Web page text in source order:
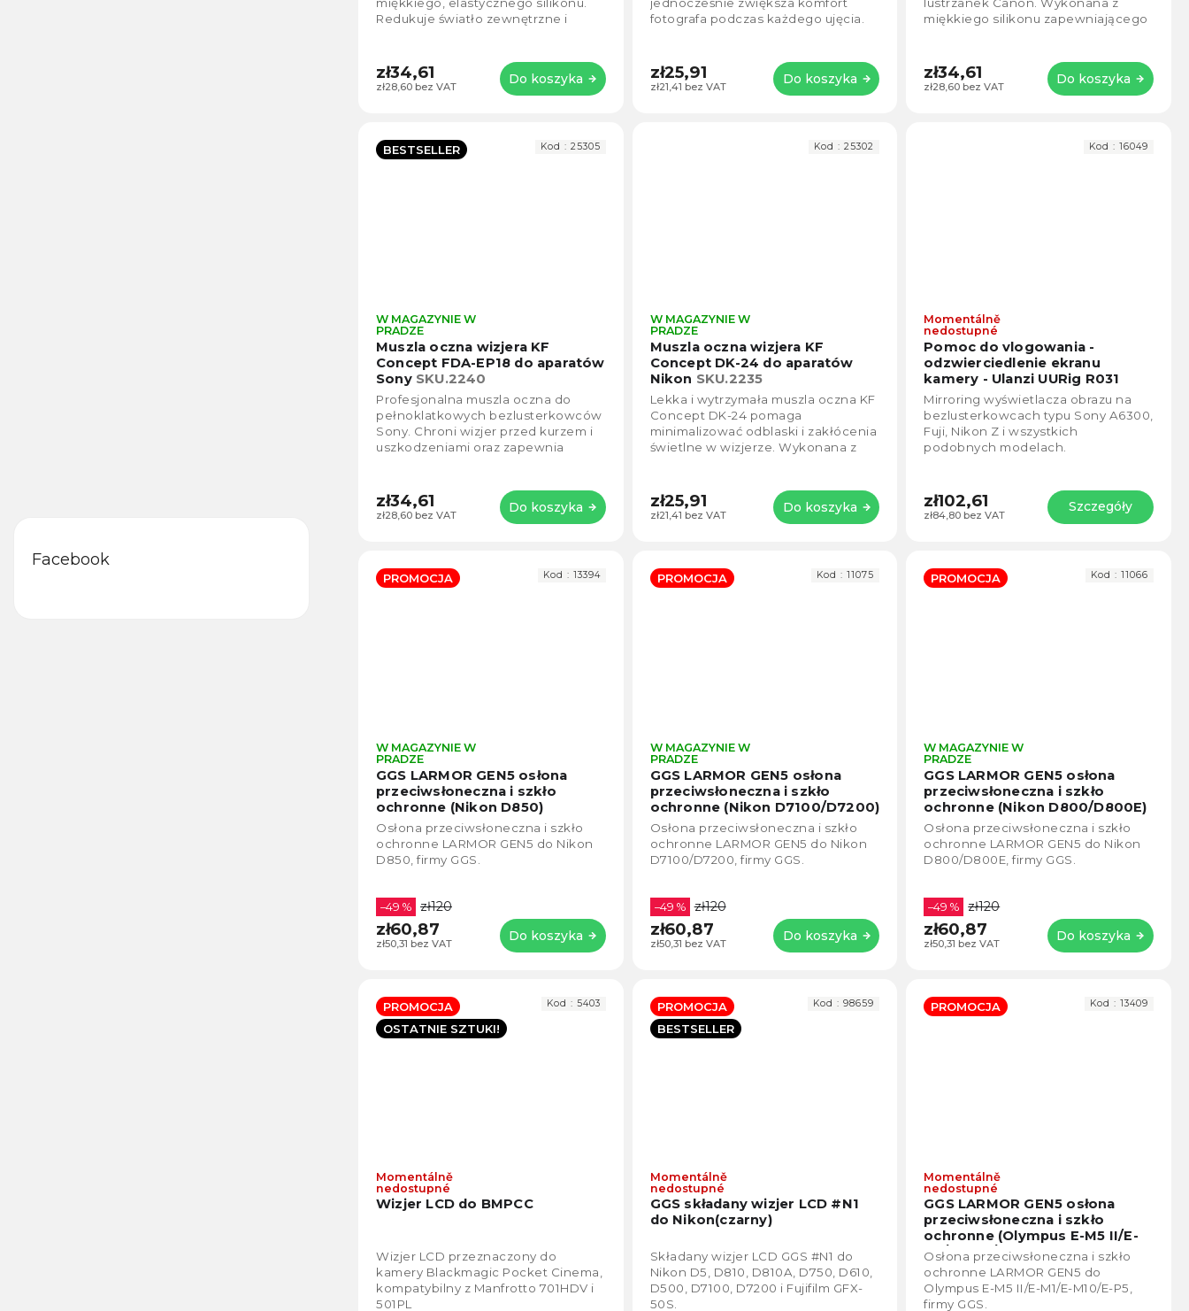
Facebook
gwiazdek.
zł28,60 bez VAT
zł34,61 Do koszyka
Redukuje światło zewnętrzne i
gwiazdek.
zł21,41 bez VAT
zł25,91 Do koszyka
fotografa podczas każdego ujęcia.
zł28,60 bez VAT
zł34,61 Do koszyka
miękkiego silikonu zapewniającego
BESTSELLER
Muszla oczna wizjera KF
Concept FDA-EP18 do aparatów
Sony SKU.2240
produktu
gwiazdek.
W MAGAZYNIE W
PRADZE
zł28,60 bez VAT
zł34,61 Do koszyka
Profesjonalna muszla oczna do
pełnoklatkowych bezlusterkowców
Sony. Chroni wizjer przed kurzem i
uszkodzeniami oraz zapewnia
Kod : 25305
Muszla oczna wizjera KF
Concept DK-24 do aparatów
Nikon SKU.2235
Średnia
produktu
gwiazdek.
W MAGAZYNIE W
PRADZE
zł21,41 bez VAT
zł25,91 Do koszyka
Lekka i wytrzymała muszla oczna KF
Concept DK-24 pomaga
minimalizować odblaski i zakłócenia
świetlne w wizjerze. Wykonana z
Kod :25302
Pomoc do vlogowania -
odzwierciedlenie ekranu
kamery - Ulanzi UURig R031
Momentálně
nedostupné
zł84,80 bez VAT
zł102,61 Szczegóły
Mirroring wyświetlacza obrazu na
bezlusterkowcach typu Sony A6300,
Fuji, Nikon Z i wszystkich
podobnych modelach.
Kod : 16049
PROMOCJA
GGS LARMOR GEN5 osłona
przeciwsłoneczna i szkło
ochronne (Nikon D850)
produktu
W MAGAZYNIE W
PRADZE
zł50,31 bez VAT
–49 % zł120
zł60,87 Do koszyka
Osłona przeciwsłoneczna i szkło
ochronne LARMOR GEN5 do Nikon
D850, firmy GGS.
Kod : 13394 PROMOCJA
GGS LARMOR GEN5 osłona
przeciwsłoneczna i szkło
ochronne (Nikon D7100/D7200)
Średnia
produktu
wynosi
W MAGAZYNIE W
PRADZE
zł50,31 bez VAT
–49 % zł120
zł60,87 Do koszyka
Osłona przeciwsłoneczna i szkło
ochronne LARMOR GEN5 do Nikon
D7100/D7200, firmy GGS.
Kod :11075 PROMOCJA
GGS LARMOR GEN5 osłona
przeciwsłoneczna i szkło
ochronne (Nikon D800/D800E)
W MAGAZYNIE W
PRADZE
zł50,31 bez VAT
–49 % zł120
zł60,87 Do koszyka
Osłona przeciwsłoneczna i szkło
ochronne LARMOR GEN5 do Nikon
D800/D800E, firmy GGS.
Kod : 11066
PROMOCJA
OSTATNIE SZTUKI!
Wizjer LCD do BMPCC
produktu
gwiazdek.
Momentálně
nedostupné
Wizjer LCD przeznaczony do
kamery Blackmagic Pocket Cinema,
kompatybilny z Manfrotto 701HDV i
501PL
Kod : 5403
PROMOCJA
BESTSELLER
GGS składany wizjer LCD #N1
do Nikon(czarny)
Średnia
produktu
gwiazdek.
Momentálně
nedostupné
Składany wizjer LCD GGS #N1 do
Nikon D5, D810, D810A, D750, D610,
D500, D7100, D7200 i Fujifilm GFX-
50S.
Kod :98659 PROMOCJA
GGS LARMOR GEN5 osłona
przeciwsłoneczna i szkło
ochronne (Olympus E-M5 II/E-
M1/E-M10/E-P5)
Momentálně
nedostupné
Osłona przeciwsłoneczna i szkło
ochronne LARMOR GEN5 do
Olympus E-M5 II/E-M1/E-M10/E-P5,
firmy GGS.
Kod : 13409